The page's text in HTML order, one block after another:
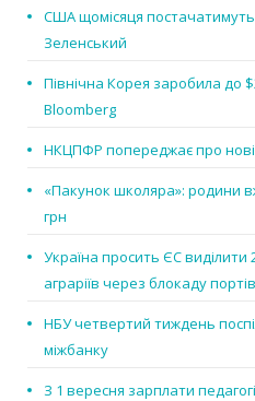
США щомісяця
Зеленський
Північна Корея заробила до
Bloomberg
НКЦПФР попереджає про нові
«Пакунок школяра»: родини
грн
Україна просить ЄС виділити
аграріїв через блокаду портів
НБУ четвертий тиждень
міжбанку
З 1 вересня зарплати